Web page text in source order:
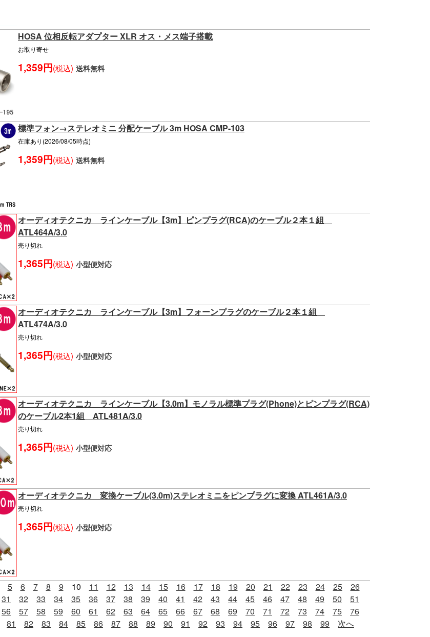
HOSA 位相反転アダプター XLR オス・メス端子搭載
お取り寄せ
1,359円(税込) 送料無料
標準フォン→ステレオミニ 分配ケーブル 3m HOSA CMP-103
在庫あり(2026/08/05時点)
1,359円(税込) 送料無料
オーディオテクニカ ラインケーブル【3m】ピンプラグ(RCA)のケーブル２本１組
ATL464A/3.0
売り切れ
1,365円(税込) 小型便対応
オーディオテクニカ ラインケーブル【3m】フォーンプラグのケーブル２本１組
ATL474A/3.0
売り切れ
1,365円(税込) 小型便対応
オーディオテクニカ ラインケーブル【3.0m】モノラル標準プラグ(Phone)とピンプラグ(RCA)
のケーブル2本1組 ATL481A/3.0
売り切れ
1,365円(税込) 小型便対応
オーディオテクニカ 変換ケーブル(3.0m)ステレオミニをピンプラグに変換 ATL461A/3.0
売り切れ
1,365円(税込) 小型便対応
5 6 7 8 9 10 11 12 13 14 15 16 17 18 19 20 21 22 23 24 25
26
31 32 33 34 35 36 37 38 39 40 41 42 43 44 45 46 47 48 49 50
51
56 57 58 59 60 61 62 63 64 65 66 67 68 69 70 71 72 73 74 75
76
81 82 83 84 85 86 87 88 89 90 91 92 93 94 95 96 97 98 99 次へ